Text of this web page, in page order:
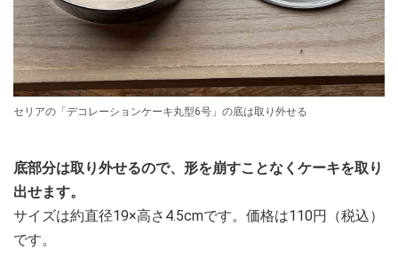
セリアの「デコレーションケーキ丸型6号」の底は取り外せる
底部分は取り外せるので、形を崩すことなくケーキを取り
出せます。
サイズは約直径19×高さ4.5cmです。価格は110円（税込）
です。